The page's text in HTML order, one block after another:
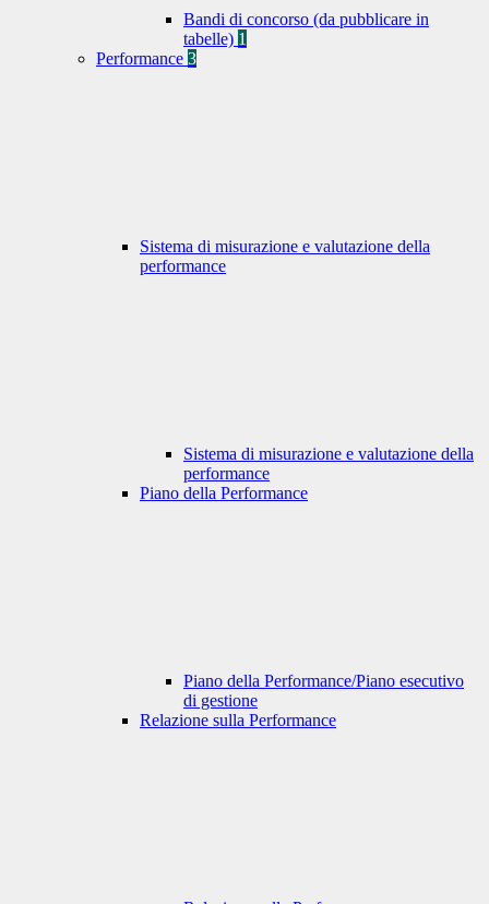
Bandi di concorso (da pubblicare in
tabelle) 1
Performance 3
Sistema di misurazione e valutazione della
performance
Sistema di misurazione e valutazione della
performance
Piano della Performance
Piano della Performance/Piano esecutivo
di gestione
Relazione sulla Performance